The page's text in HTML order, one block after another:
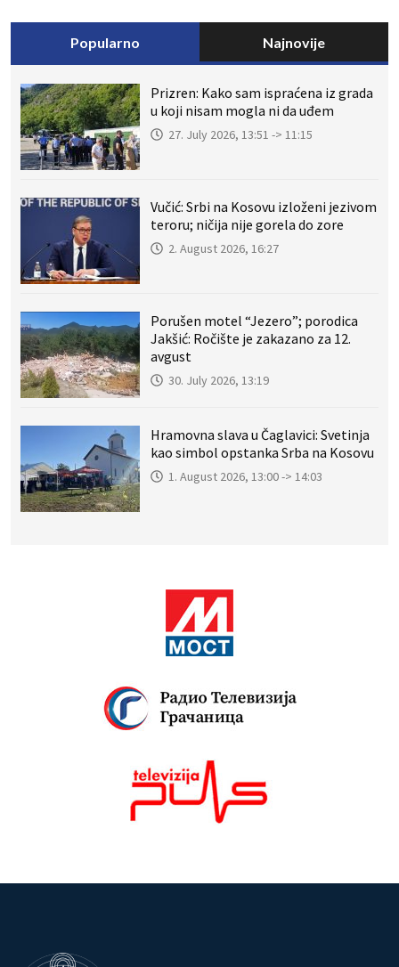
Popularno Najnovije
Prizren: Kako sam ispraćena iz grada
u koji nisam mogla ni da uđem
27. July 2026, 13:51 -> 11:15
Vučić: Srbi na Kosovu izloženi jezivom
teroru; ničija nije gorela do zore
2. August 2026, 16:27
Porušen motel “Jezero”; porodica
Jakšić: Ročište je zakazano za 12.
avgust
30. July 2026, 13:19
Hramovna slava u Čaglavici: Svetinja
kao simbol opstanka Srba na Kosovu
1. August 2026, 13:00 -> 14:03